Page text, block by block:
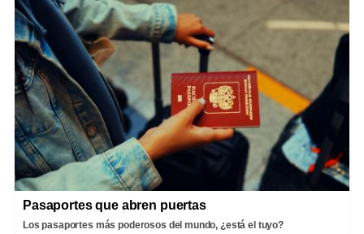
Pasaportes que abren puertas
Los pasaportes más poderosos del mundo, ¿está el tuyo?